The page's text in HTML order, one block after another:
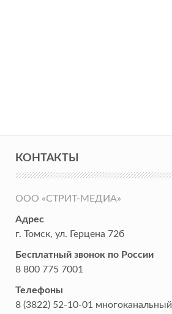
КОНТАКТЫ
ООО «СТРИТ-МЕДИА»
Адрес
г. Томск, ул. Герцена 72б
Бесплатный звонок по России
8 800 775 7001
Телефоны
8 (3822) 52-10-01 многоканальный